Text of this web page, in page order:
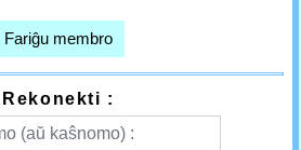
Fariĝu membro
Rekonekti :